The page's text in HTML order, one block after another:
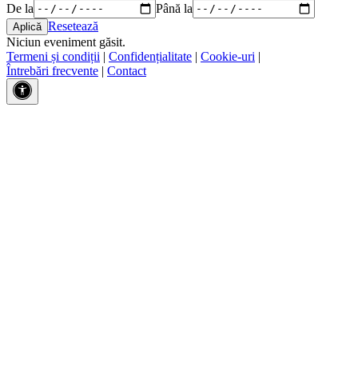
De la
Până la
Resetează
Niciun eveniment găsit.
Termeni și condiții | Confidențialitate | Cookie-uri |
Întrebări frecvente | Contact